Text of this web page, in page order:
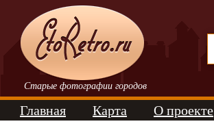
Старые фотографии городов
Главная Карта О проекте